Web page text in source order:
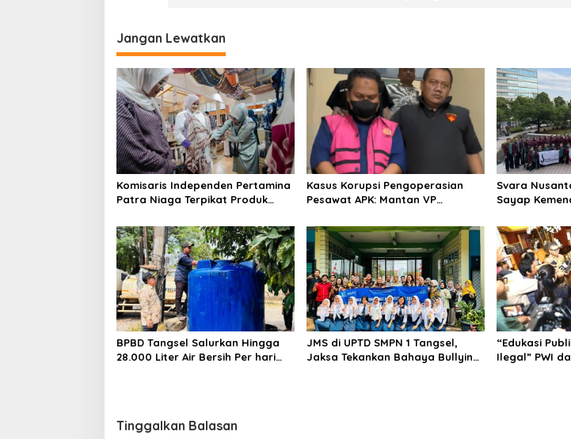
Jangan Lewatkan
Komisaris Independen Pertamina
Patra Niaga Terpikat Produk
Sentuhan Kemanusiaan dan
Keberlanjutan
Kasus Korupsi Pengoperasian
Pesawat APK: Mantan VP
Ditetapkan Tersangka
Svara
Sayap
BPBD Tangsel Salurkan Hingga
28.000 Liter Air Bersih Per hari
JMS di UPTD SMPN 1 Tangsel,
Jaksa Tekankan Bahaya Bullying
“Edukasi
Ilegal” PWI
Tinggalkan Balasan